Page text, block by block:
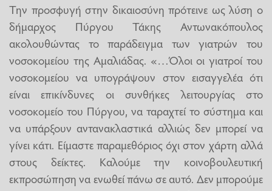
Την προσφυγή στην δικαιοσύνη πρότεινε ως λύση ο
δήμαρχος Πύργου Τάκης Αντωνακόπουλος
ακολουθώντας το παράδειγμα των γιατρών του
νοσοκομείου της Αμαλιάδας. «…Όλοι οι γιατροί του
νοσοκομείου να υπογράψουν στον εισαγγελέα ότι
είναι επικίνδυνες οι συνθήκες λειτουργίας στο
νοσοκομείο του Πύργου, να ταραχτεί το σύστημα και
να υπάρξουν αντανακλαστικά αλλιώς δεν μπορεί να
γίνει κάτι. Είμαστε παραμεθόριος όχι στον χάρτη αλλά
στους δείκτες. Καλούμε την κοινοβουλευτική
εκπροσώπηση να ενωθεί πάνω σε αυτό. Δεν μπορούμε